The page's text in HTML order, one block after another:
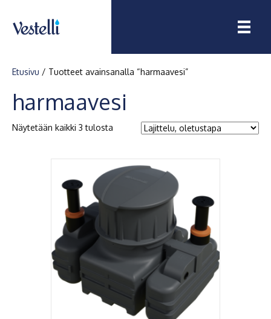
Etusivu / Tuotteet avainsanalla “harmaavesi”
harmaavesi
Näytetään kaikki 3 tulosta